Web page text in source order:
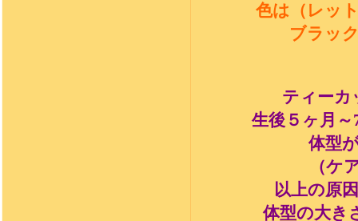
色は（レッ
ブラッ
ティーカ
生後５ヶ月～
体型
（ケ
以上の原
体型の大き